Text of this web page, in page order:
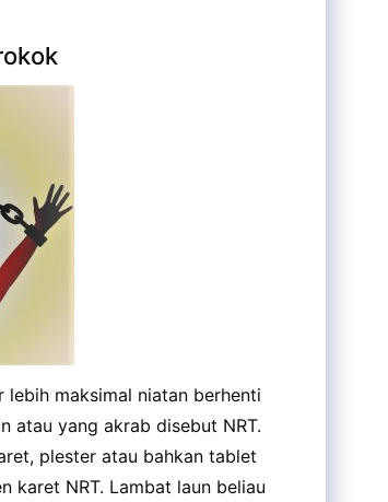
lebih maksimal niatan berhenti
atau yang akrab disebut NRT.
plester atau bahkan tablet
karet NRT. Lambat laun beliau